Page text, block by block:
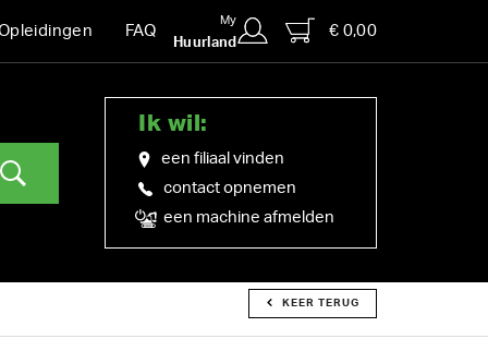
FAQ
My
Huurland
€ 0,00
Ik wil:
een filiaal vinden
contact opnemen
een machine afmelden
KEER TERUG